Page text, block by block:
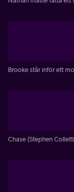
Brooke står inför ett
Chase (Stephen